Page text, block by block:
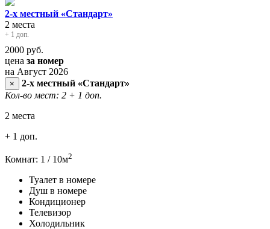
2-х местный «Стандарт»
2 места
+ 1 доп.
2000 руб.
цена за номер
на Август 2026
×
2-х местный «Стандарт»
Кол-во мест: 2 + 1 доп.
2 места
+ 1 доп.
Комнат: 1 / 10м2
Туалет в номере
Душ в номере
Кондиционер
Телевизор
Холодильник